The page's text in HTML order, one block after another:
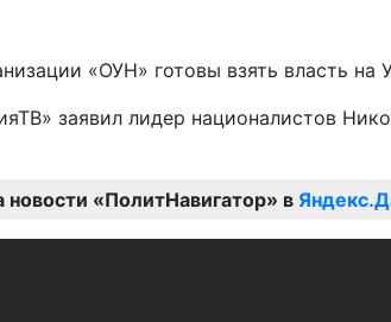
«ОУН» готовы взять власть на
заявил лидер националистов
«ПолитНавигатор» в